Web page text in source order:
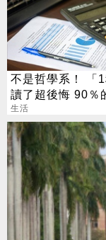
不是哲學系！ 「1
讀了超後悔 90％
上證照
生活